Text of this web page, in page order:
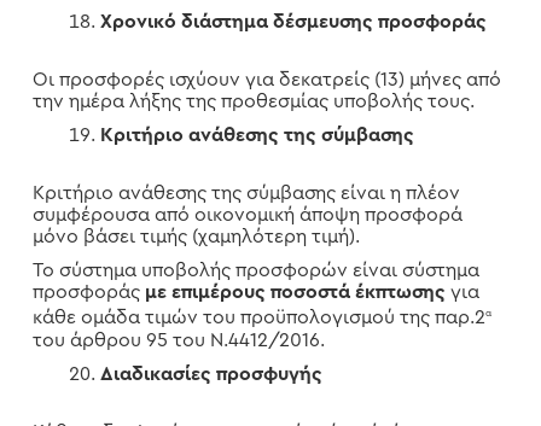
Χρονικό διάστημα δέσμευσης προσφοράς
Οι προσφορές ισχύουν για δεκατρείς (13) μήνες από
την ημέρα λήξης της προθεσμίας υποβολής τους.
Κριτήριο ανάθεσης της σύμβασης
Κριτήριο ανάθεσης της σύμβασης είναι η πλέον
συμφέρουσα από οικονομική άποψη προσφορά
μόνο βάσει τιμής (χαμηλότερη τιμή).
Το σύστημα υποβολής προσφορών είναι σύστημα
προσφοράς με επιμέρους ποσοστά έκπτωσης για
κάθε ομάδα τιμών του προϋπολογισμού της παρ.2α
του άρθρου 95 του Ν.4412/2016.
Διαδικασίες προσφυγής